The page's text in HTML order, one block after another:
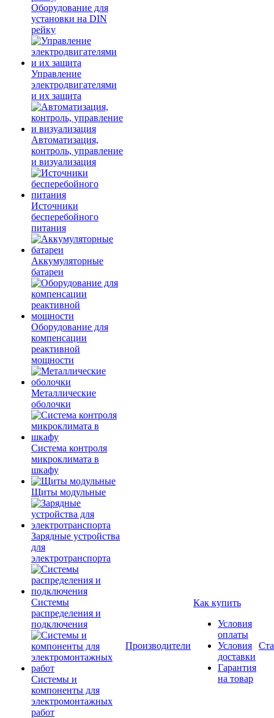
Оборудование для
установки на DIN
рейку
Управление
электродвигателями
и их защита
Автоматизация,
контроль, управление
и визуализация
Источники
бесперебойного
питания
Аккумуляторные
батареи
Оборудование для
компенсации
реактивной
мощности
Металлические
оболочки
Система контроля
микроклимата в
шкафу
Щиты модульные
Зарядные устройства
для
электротранспорта
Системы
распределения и
подключения
Системы и
компоненты для
электромонтажных
работ
Производители
Как купить
Условия
оплаты
Условия
доставки
Гарантия
на товар